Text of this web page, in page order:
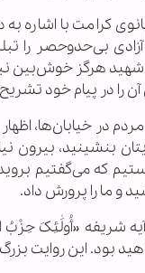
کرامت با اشاره
بی‌حدوحصر را
شهید هرگز خوش‌بین
را در پیام خود
در خیابان‌ها،
بنشینید، بیرون
می‌گفتیم بروید
و ما را پرورش داد.
شریفه «أُولَٰئِکَ حِزْبُ
بود. این روایت